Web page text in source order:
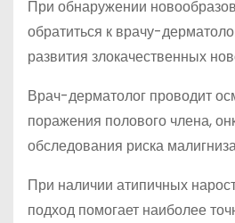
При обнаружении
обратиться к врачу-
развития злокачественных
Врач-дерматолог проводит
поражения полового члена,
обследования риска
При наличии атипичных
подход помогает наиболее